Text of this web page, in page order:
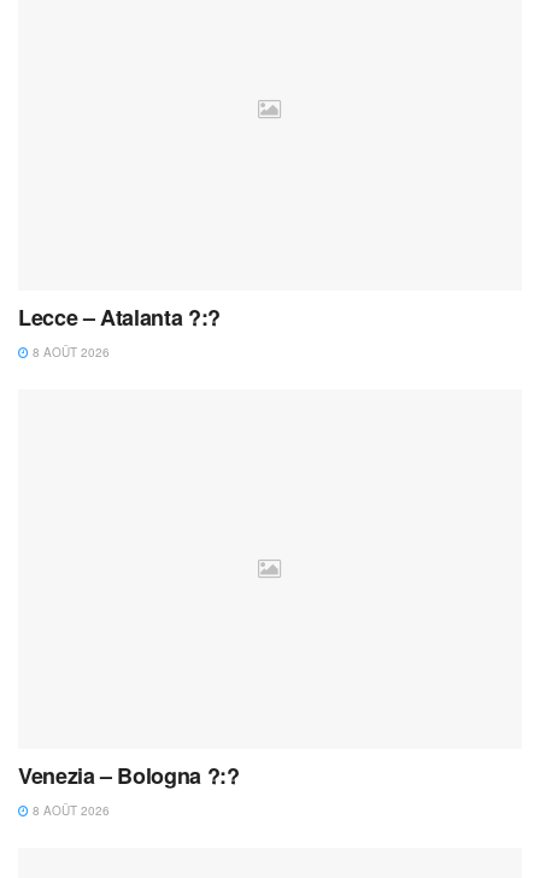
Lecce – Atalanta ?:?
8 AOÛT 2026
Venezia – Bologna ?:?
8 AOÛT 2026